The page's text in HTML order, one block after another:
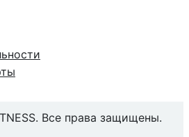
Все права защищены.